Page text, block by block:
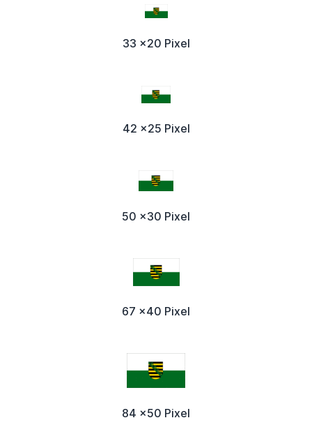
33 x20 Pixel
42 x25 Pixel
50 x30 Pixel
67 x40 Pixel
84 x50 Pixel